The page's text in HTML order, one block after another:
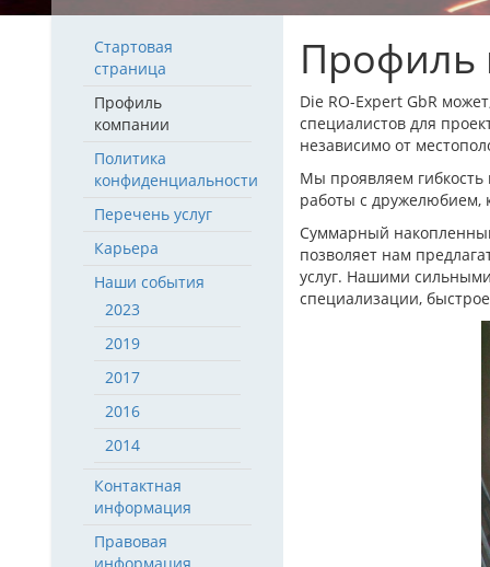
Стартовая
страница
Профиль
компании
Политика
конфиденциальности
Перечень услуг
Карьера
Наши события
2023
2019
2017
2016
2014
Контактная
информация
Правовая
Профиль
Die RO-Expert GbR
специалистов для
независимо от
Мы проявляем гибкость
работы с дружелюбием,
Суммарный
позволяет нам
услуг. Нашими
специализации,